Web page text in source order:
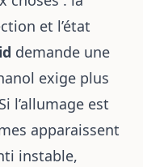
et l’état
demande une
exige plus
l’allumage est
apparaissent
instable,